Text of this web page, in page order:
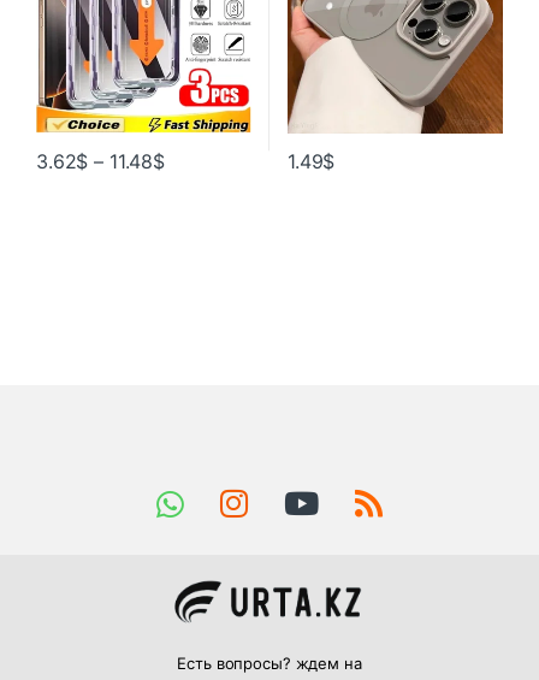
3.62$ – 11.48$ 1.49$
Есть вопросы? ждем на